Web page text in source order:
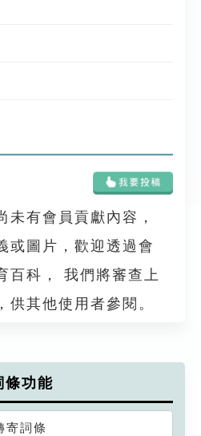
未有會員貢獻內容，
或圖片，歡迎透過會
百科， 我們將審查上
供其他使用者參閱。
條功能
寄詞條